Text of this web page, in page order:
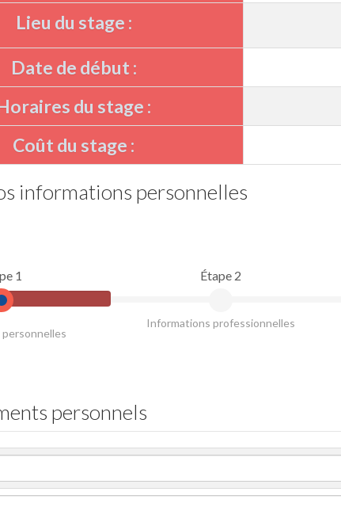
Lieu du stage :
Date de début :
du stage :
Coût du stage :
informations personnelles
1 Étape 2
Informations professionnelles
personnels